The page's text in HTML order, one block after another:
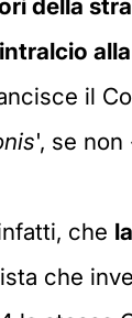
della
il
', se
che
che